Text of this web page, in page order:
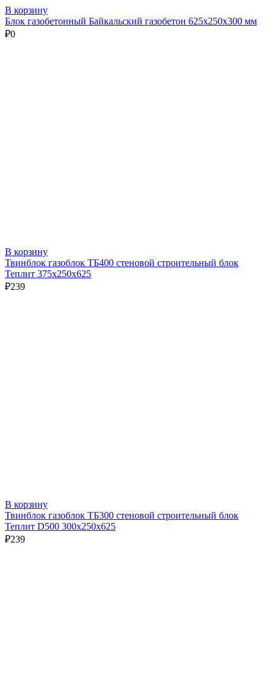
В корзину
Блок газобетонный Байкальский газобетон 625х250х300 мм
₽0
В корзину
Твинблок газоблок ТБ400 стеновой строительный блок
Теплит 375х250х625
₽239
В корзину
Твинблок газоблок ТБ300 стеновой строительный блок
Теплит D500 300х250х625
₽239